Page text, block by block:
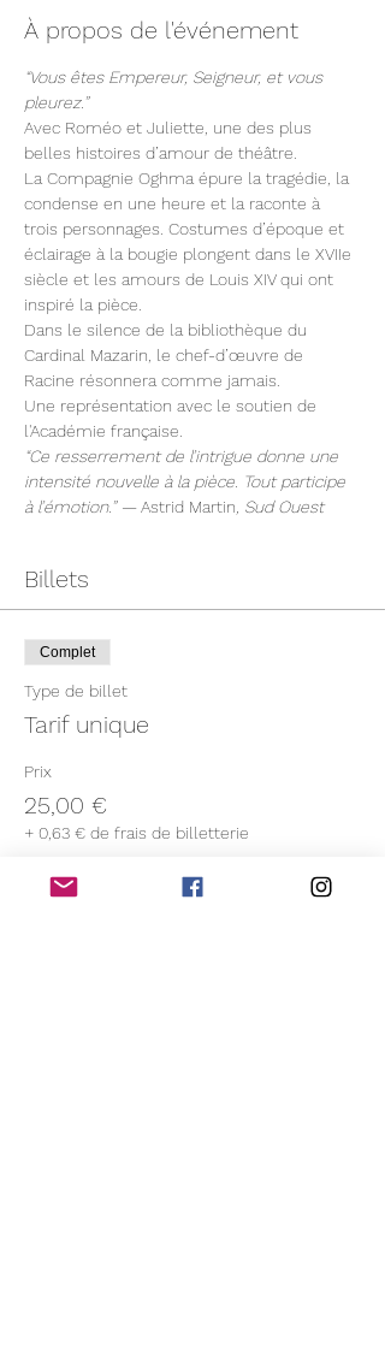
À propos de l'événement
“Vous êtes Empereur, Seigneur, et vous
pleurez.”
Avec Roméo et Juliette, une des plus
belles histoires d’amour de théâtre.
La Compagnie Oghma épure la tragédie, la
condense en une heure et la raconte à
trois personnages. Costumes d’époque et
éclairage à la bougie plongent dans le XVIIe
siècle et les amours de Louis XIV qui ont
inspiré la pièce.
Dans le silence de la bibliothèque du
Cardinal Mazarin, le chef-d’œuvre de
Racine résonnera comme jamais.
Une représentation avec le soutien de
l'Académie française.
“Ce resserrement de l’intrigue donne une
intensité nouvelle à la pièce. Tout participe
à l’émotion.” — Astrid Martin , Sud Ouest
Billets
Complet
Type de billet
Tarif unique
Prix
25,00 €
+ 0,63 € de frais de billetterie